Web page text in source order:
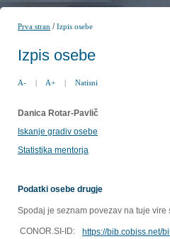
Prva stran /Izpis osebe
Izpis osebe
A- | A+ | Natisni
Danica Rotar-Pavlič
Iskanje gradiv osebe
Statistika mentorja
Podatki osebe drugje
Spodaj je seznam povezav na tuje
CONOR.SI-ID:
https://bib.cobiss.net/